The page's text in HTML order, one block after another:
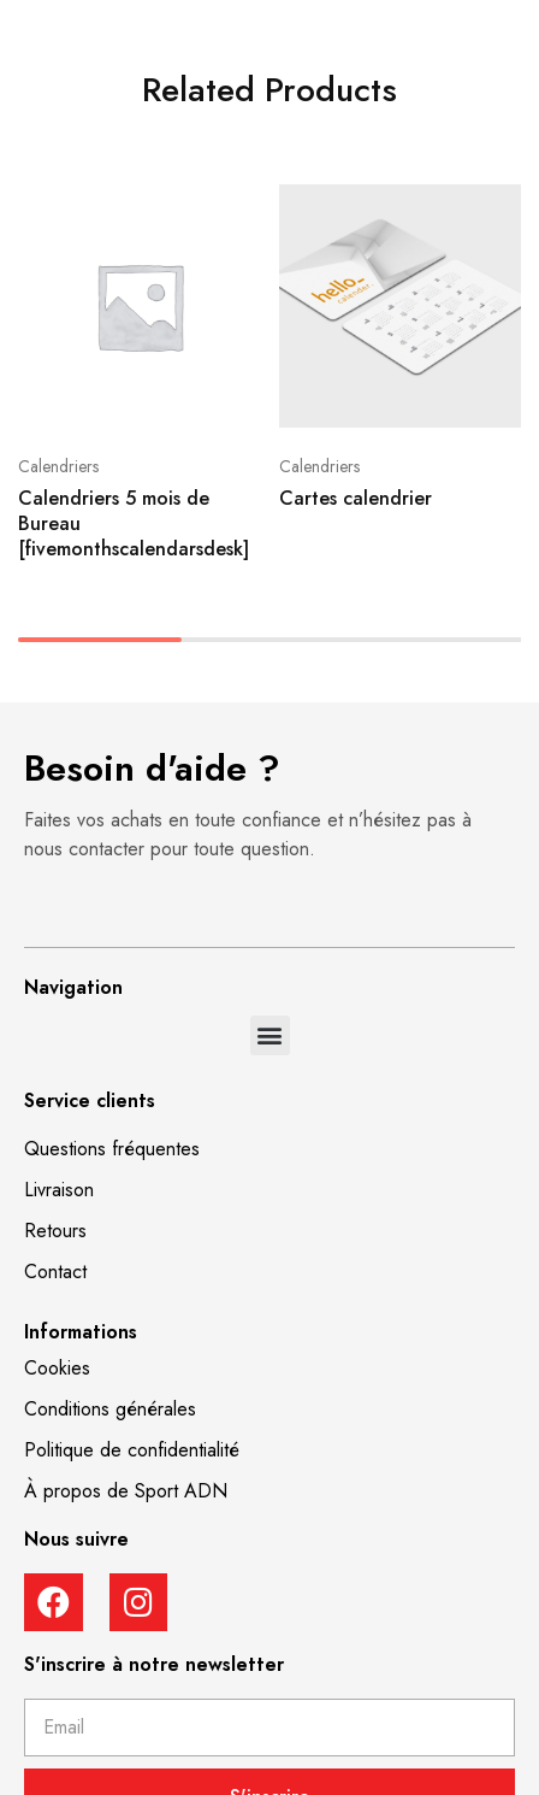
Related Products
Calendriers
Calendriers 5 mois de
Bureau
[fivemonthscalendarsdesk]
Calendriers
Cartes calendrier
Besoin d'aide ?
Faites vos achats en toute confiance et n’hésitez pas à
nous contacter pour toute question.
Navigation
Service clients
Questions fréquentes
Livraison
Retours
Contact
Informations
Cookies
Conditions générales
Politique de confidentialité
À propos de Sport ADN
Nous suivre
S'inscrire à notre newsletter